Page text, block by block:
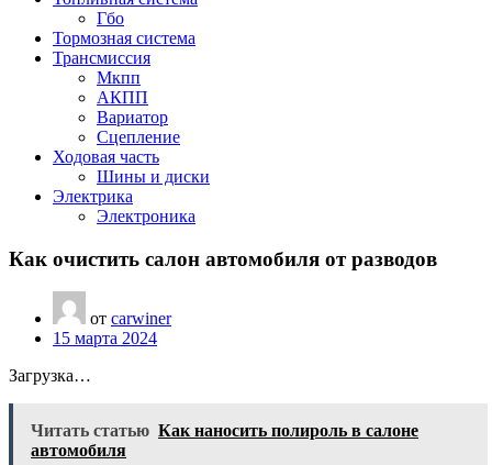
Гбо
Тормозная система
Трансмиссия
Мкпп
АКПП
Вариатор
Сцепление
Ходовая часть
Шины и диски
Электрика
Электроника
Как очистить салон автомобиля от разводов
от carwiner
15 марта 2024
Загрузка…
Читать статью Как наносить полироль в салоне
автомобиля